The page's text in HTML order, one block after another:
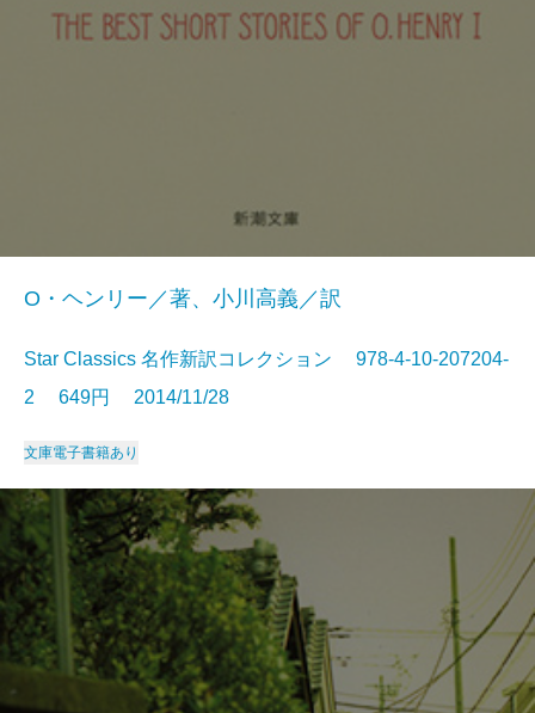
O・ヘンリー／著、小川高義／訳
Star Classics 名作新訳コレクション 978-4-10-207204-
2 649円 2014/11/28
文庫電子書籍あり